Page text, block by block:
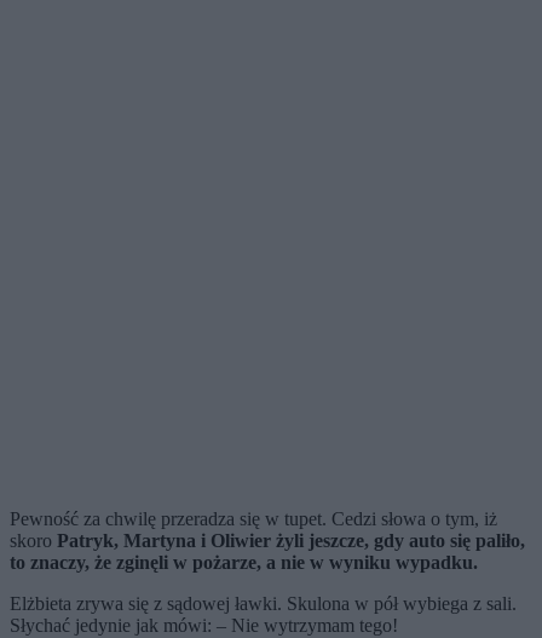
Pewność za chwilę przeradza się w tupet. Cedzi słowa o tym, iż
skoro Patryk, Martyna i Oliwier żyli jeszcze, gdy auto się paliło,
to znaczy, że zginęli w pożarze, a nie w wyniku wypadku.
Elżbieta zrywa się z sądowej ławki. Skulona w pół wybiega z sali.
Słychać jedynie jak mówi: – Nie wytrzymam tego!